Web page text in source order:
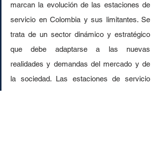
marcan la evolución de las estaciones de
servicio en Colombia y sus limitantes. Se
trata de un sector dinámico y estratégico
que debe adaptarse a las nuevas
realidades y demandas del mercado y de
la sociedad. Las estaciones de servicio